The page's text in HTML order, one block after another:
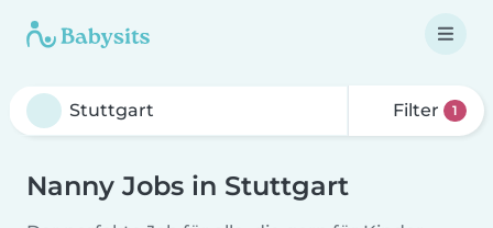
Filter 1
Nanny Jobs in Stuttgart